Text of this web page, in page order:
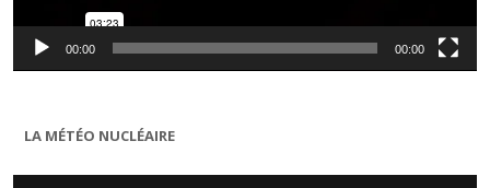
00:00 00:00
LA MÉTÉO NUCLÉAIRE
Lecteur